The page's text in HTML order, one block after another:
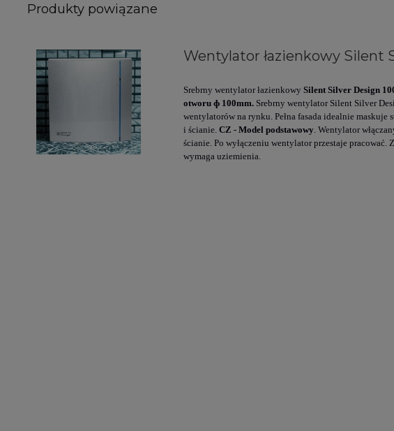
Produkty powiązane
Wentylator łazienkowy Silent
Srebrny wentylator łazienkowySilent Silver Design
otworuɸ 100mm. Srebrny wentylator Silent Silver
wentylatorów na rynku. Pełna fasada idealnie
i ścianie.CZ - Model podstawowy . Wentylator
ścianie. Po wyłączeniu wentylator przestaje
wymaga uziemienia.